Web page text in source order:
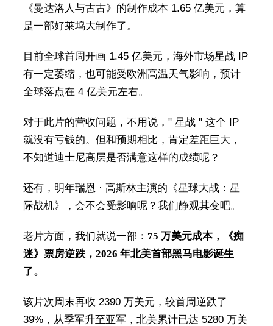
《曼达洛人与古古》的制作成本 1.65 亿美元，算
是一部好莱坞大制作了。
目前全球首周开画 1.45 亿美元，海外市场星战 IP
有一定萎缩，也可能受欧洲高温天气影响，预计
全球落点在 4 亿美元左右。
对于此片的营收问题，不用说，" 星战 " 这个 IP
就没有亏钱的。但和预期相比，肯定差距巨大，
不知道迪士尼高层是否满意这样的成绩呢？
还有，明年瑞恩 · 高斯林主演的《星球大战：星
际战机》，会不会受影响呢？我们静观其变吧。
老片方面，我们就说一部： 75 万美元成本，《痴
迷》票房逆跌，2026 年北美首部黑马电影诞生
了。
该片次周末再收 2390 万美元，较首周逆跌了
39%，从季军升至亚军，北美累计已达 5280 万美